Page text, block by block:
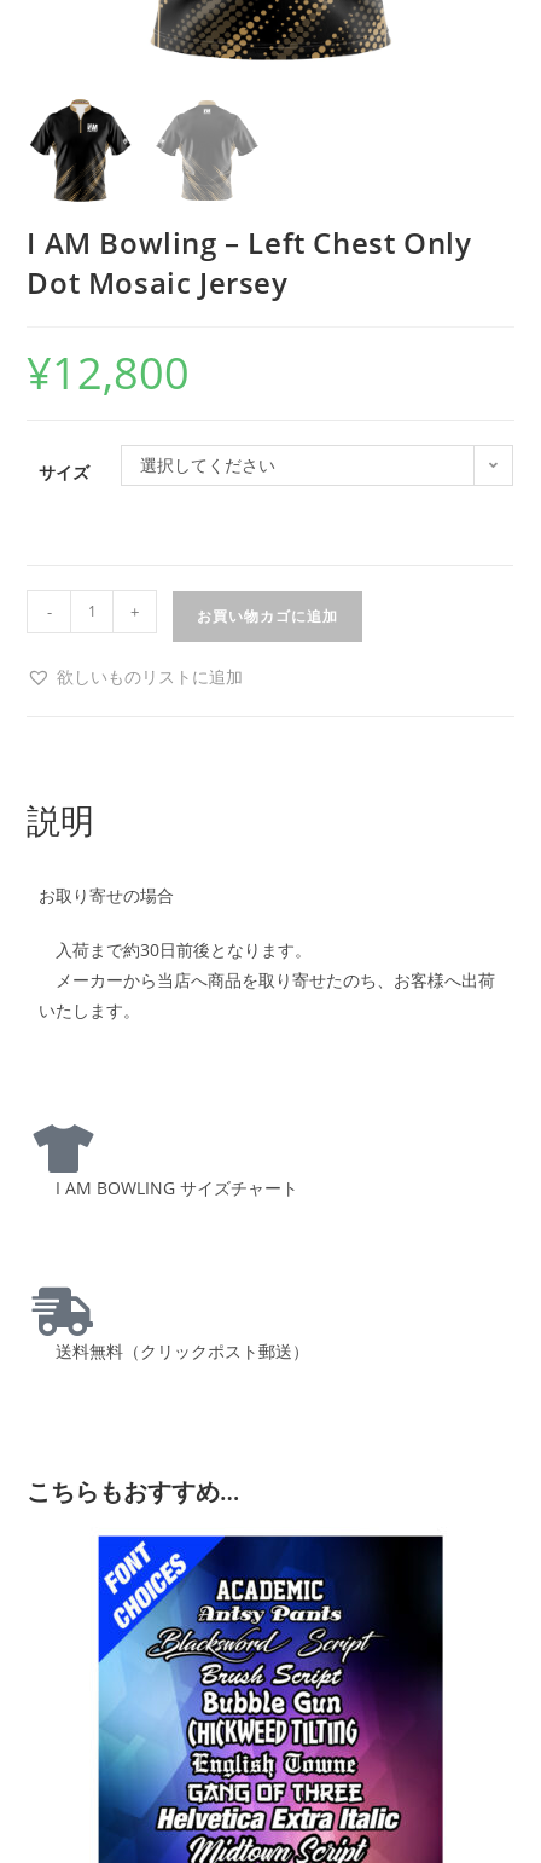
I AM Bowling – Left Chest Only
Dot Mosaic Jersey
¥12,800
サイズ 選択してください
- + お買い物カゴに追加
欲しいものリストに追加
説明
お取り寄せの場合
入荷まで約30日前後となります。
メーカーから当店へ商品を取り寄せたのち、お客様へ出荷
いたします。
I AM BOWLING サイズチャート
送料無料（クリックポスト郵送）
こちらもおすすめ…